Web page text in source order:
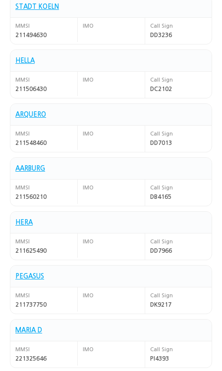
STADT KOELN
MMSI
211494630
IMO Call Sign
DD3236
HELLA
MMSI
211506430
IMO Call Sign
DC2102
ARQUERO
MMSI
211548460
IMO Call Sign
DD7013
AARBURG
MMSI
211560210
IMO Call Sign
DB4165
HERA
MMSI
211625490
IMO Call Sign
DD7966
PEGASUS
MMSI
211737750
IMO Call Sign
DK9217
MARIA D
MMSI
221325646
IMO Call Sign
PI4393